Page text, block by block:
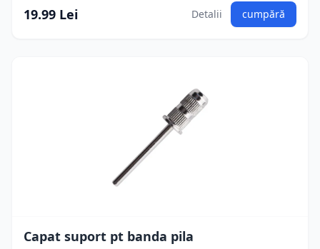
19.99 Lei Detalii cumpără
Capat suport pt banda pila